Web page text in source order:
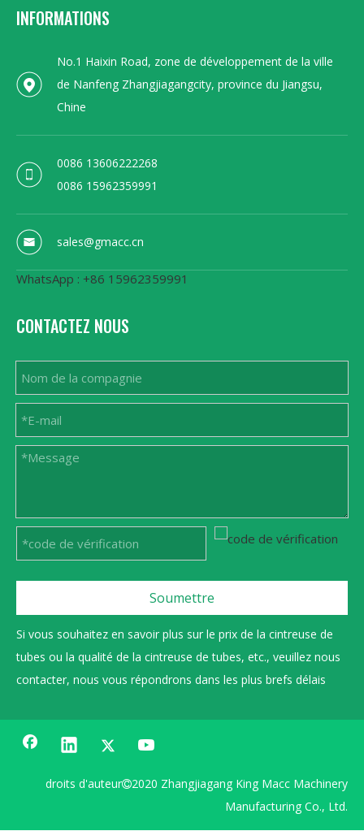
INFORMATIONS
No.1 Haixin Road, zone de développement de la ville
de Nanfeng Zhangjiagangcity, province du Jiangsu,
Chine
0086 13606222268
0086 15962359991
sales@gmacc.cn
WhatsApp : +86 15962359991
CONTACTEZ NOUS
Soumettre
Si vous souhaitez en savoir plus sur le prix de la cintreuse de
tubes ou la qualité de la cintreuse de tubes, etc., veuillez nous
contacter, nous vous répondrons dans les plus brefs délais
droits d'auteur2020 Zhangjiagang King Macc Machinery
Manufacturing Co., Ltd.